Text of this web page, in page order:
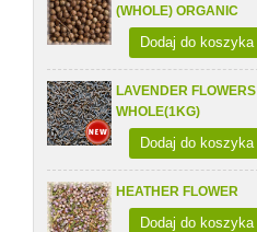
(WHOLE) ORGANIC
Dodaj do koszyka
LAVENDER FLOWERS
WHOLE(1KG)
Dodaj do koszyka
HEATHER FLOWER
Dodaj do koszyka